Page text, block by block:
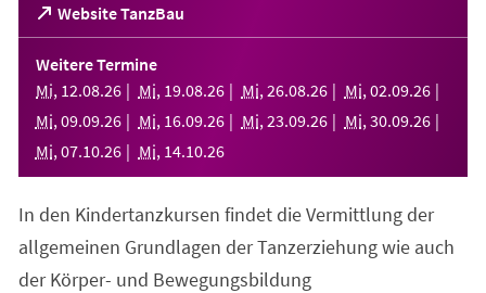
Website TanzBau
(Öffnet
in
einem
neuen
Tab)
Weitere Termine
Mi, 12.08.26 Mi, 19.08.26 Mi, 26.08.26 Mi, 02.09.26
Mi, 09.09.26 Mi, 16.09.26 Mi, 23.09.26 Mi, 30.09.26
Mi, 07.10.26 Mi, 14.10.26
In den Kindertanzkursen findet die Vermittlung der
allgemeinen Grundlagen der Tanzerziehung wie auch
der Körper- und Bewegungsbildung